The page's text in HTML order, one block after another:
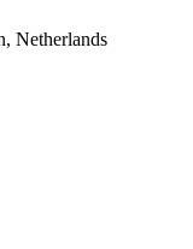
Netherlands